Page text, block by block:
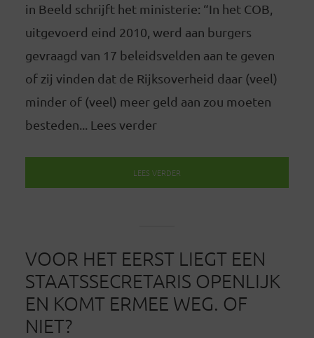
in Beeld schrijft het ministerie: “In het COB,
uitgevoerd eind 2010, werd aan burgers
gevraagd van 17 beleidsvelden aan te geven
of zij vinden dat de Rijksoverheid daar (veel)
minder of (veel) meer geld aan zou moeten
besteden... Lees verder
LEES VERDER
VOOR HET EERST LIEGT EEN
STAATSSECRETARIS OPENLIJK
EN KOMT ERMEE WEG. OF
NIET?